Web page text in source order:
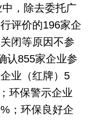
，除去委托广
评价的196家企
闭等原因不参
认855家企业参
业（红牌）5
环保警示企业
；环保良好企